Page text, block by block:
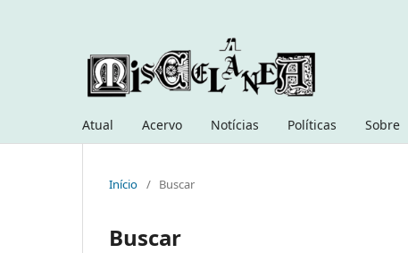
Atual Acervo Notícias Políticas Sobre
Início / Buscar
Buscar